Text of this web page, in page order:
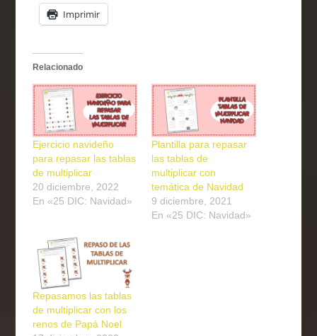
Imprimir
Relacionado
Ejercicio navideño
para repasar las tablas
de multiplicar
20 diciembre, 2022
En «25 DIC: Navidad»
Plantilla para repasar
las tablas de
multiplicar con
temática de Navidad
9 diciembre, 2021
En «25 DIC: Navidad»
Repasamos las tablas
de multiplicar con los
renos de Papá Noel